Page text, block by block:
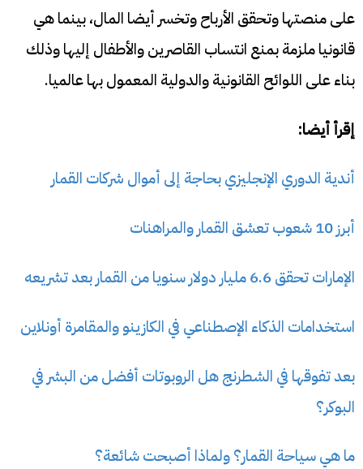
على منصتها وتحقق الأرباح وتخسر أيضا المال، بينما هي
قانونيا ملزمة بمنع انتساب القاصرين والأطفال إليها وذلك
بناء على اللوائح القانونية والدولية المعمول بها عالميا.
إقرأ أيضا:
أندية الدوري الإنجليزي بحاجة إلى أموال شركات القمار
أبرز 10 شعوب تعشق القمار والمراهنات
الإمارات تحقق 6.6 مليار دولار سنويا من القمار بعد تشريعه
استخدامات الذكاء الإصطناعي في الكازينو والمقامرة أونلاين
بعد تفوقها في الشطرنج هل الروبوتات أفضل من البشر في
البوكر؟
ما هي سياحة القمار؟ ولماذا أصبحت شائعة؟